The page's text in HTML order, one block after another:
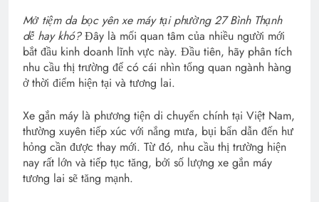
Mở tiệm da bọc yên xe máy tại phường 27 Bình Thạnh
dễ hay khó?Đây là mối quan tâm của nhiều người mới
bắt đầu kinh doanh lĩnh vực này. Đầu tiên, hãy phân tích
nhu cầu thị trường để có cái nhìn tổng quan ngành hàng
ở thời điểm hiện tại và tương lai.
Xe gắn máy là phương tiện di chuyển chính tại Việt Nam,
thường xuyên tiếp xúc với nắng mưa, bụi bẩn dẫn đến hư
hỏng cần được thay mới. Từ đó, nhu cầu thị trường hiện
nay rất lớn và tiếp tục tăng, bởi số lượng xe gắn máy
tương lai sẽ tăng mạnh.